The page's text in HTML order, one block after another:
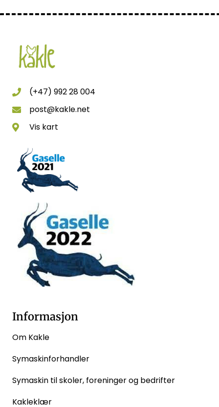
(+47) 992 28 004
post@kakle.net
Vis kart
Informasjon
Om Kakle
Symaskinforhandler
Symaskin til skoler, foreninger og bedrifter
Kakleklær